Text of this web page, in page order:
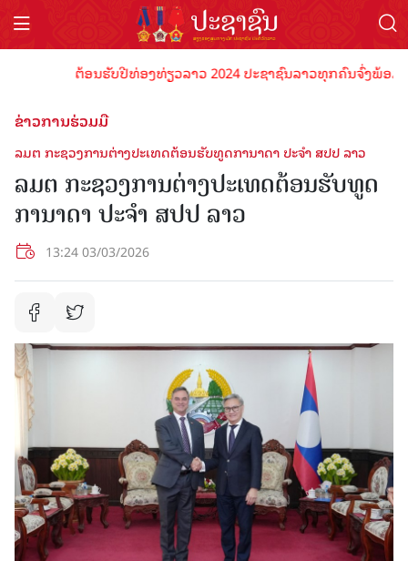
ຕ້ອນຮັບປີທ່ອງທ່ຽວລາວ 2024 ປະຊາຊົນລາວທຸກຄົນຈົ່ງພ້ອມເ
ຂ່າວການຮ່ວມມື
ລມຕ ກະຊວງການຕ່າງປະເທດຕ້ອນຮັບທູດການາດາ ປະຈໍາ ສປປ ລາວ
ລມຕ ກະຊວງການຕ່າງປະເທດຕ້ອນຮັບທູດ
ການາດາ ປະຈໍາ ສປປ ລາວ
13:24 03/03/2026